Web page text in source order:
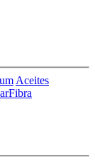
Aceites
Fibra